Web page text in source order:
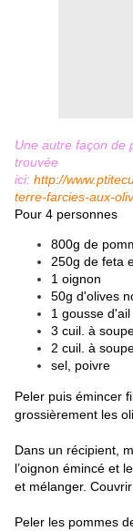
Une autre façon de
trouvée
ici: http://
terre-farcies-aux-
Pour 4 personnes
800g de
250g de feta
1 oignon
50g d'olives
1 gousse d'ail
3 cuil. à
2 cuil. à
sel, poivre
Peler puis émincer
grossièrement les
Dans un récipient,
l’oignon émincé et
et mélanger.
Peler les pommes